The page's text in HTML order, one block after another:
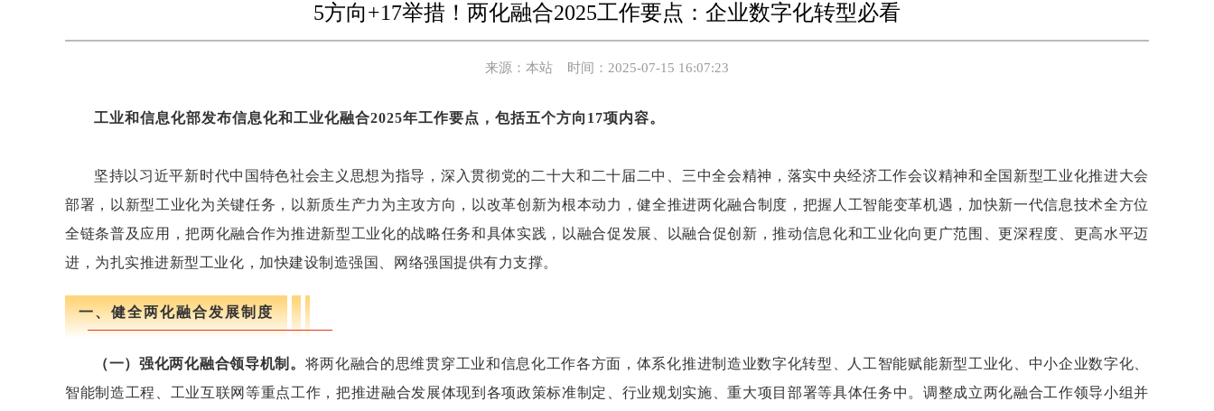
5方向+17举措！两化融合2025工作要点：企业数字化转型必看
来源：本站 时间：2025-07-15 16:07:23
工业和信息化部发布信息化和工业化融合2025年工作要点，包括五个方向17项内容。
坚持以习近平新时代中国特色社会主义思想为指导，深入贯彻党的二十大和二十届二中、三中全会精神，落实中央经济工作会议精神和全国新型工业化推进大会
部署，以新型工业化为关键任务，以新质生产力为主攻方向，以改革创新为根本动力，健全推进两化融合制度，把握人工智能变革机遇，加快新一代信息技术全方位
全链条普及应用，把两化融合作为推进新型工业化的战略任务和具体实践，以融合促发展、以融合促创新，推动信息化和工业化向更广范围、更深程度、更高水平迈
进，为扎实推进新型工业化，加快建设制造强国、网络强国提供有力支撑。
一、健全两化融合发展制度
（一）强化两化融合领导机制。 将两化融合的思维贯穿工业和信息化工作各方面，体系化推进制造业数字化转型、人工智能赋能新型工业化、中小企业数字化、
智能制造工程、工业互联网等重点工作，把推进融合发展体现到各项政策标准制定、行业规划实施、重大项目部署等具体任务中。调整成立两化融合工作领导小组并